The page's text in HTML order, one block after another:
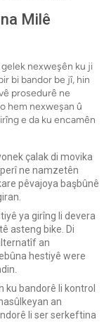
Milê
nexweşên ku ji
bi bandor be jî, hin
prosedurê ne
hem nexweşan û
e da ku encamên
çalak di movika
ne namzetên
pêvajoya başbûnê
ya girîng li devera
asteng bike. Di
an
hestiyê were
ku bandorê li kontrol
an
li ser serkeftina